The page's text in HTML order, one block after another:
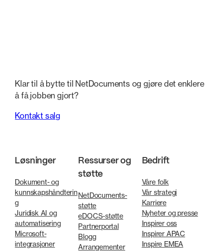
Klar til å bytte til NetDocuments og gjøre det enklere
å få jobben gjort?
Kontakt salg
Løsninger
Dokument- og
kunnskapshåndterin
g
Juridisk AI og
automatisering
Microsoft-
integrasjoner
Ressurser og
støtte
NetDocuments-
støtte
eDOCS-støtte
Partnerportal
Blogg
Arrangementer
Bedrift
Våre folk
Vår strategi
Karriere
Nyheter og presse
Inspirer oss
Inspirer APAC
Inspire EMEA